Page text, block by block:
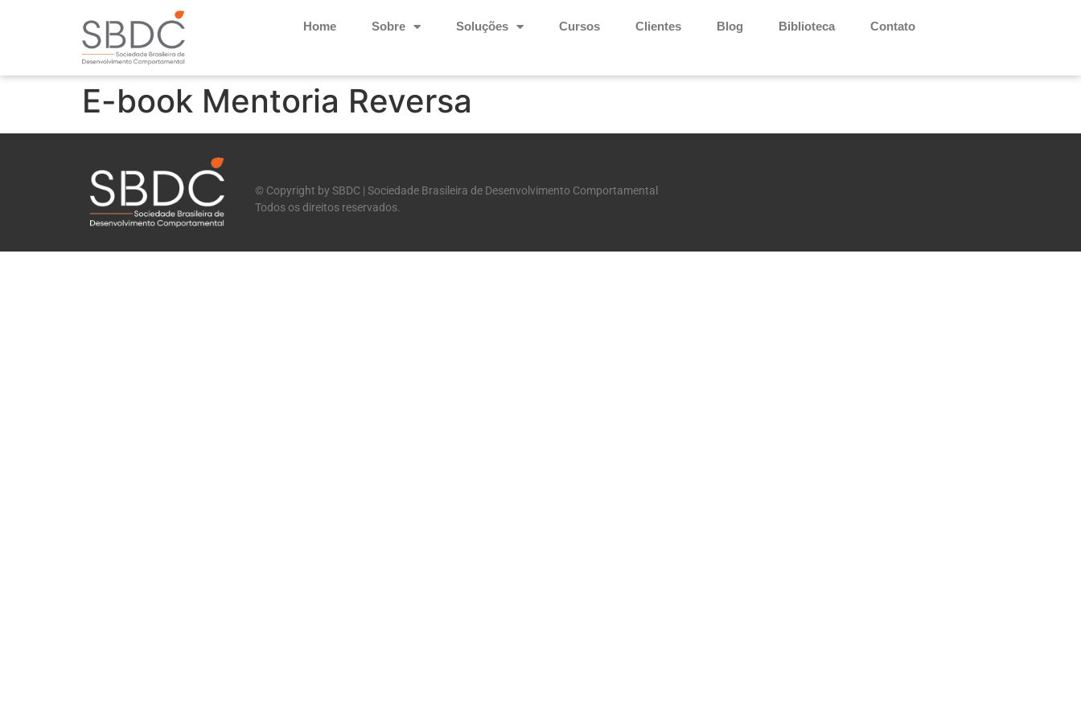
Home Sobre Soluções Cursos Clientes Blog Biblioteca Contato
E-book Mentoria Reversa
© Copyright by SBDC | Sociedade Brasileira de Desenvolvimento Comportamental
Todos os direitos reservados.